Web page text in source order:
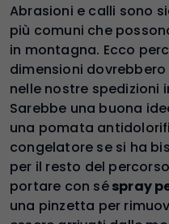
Abrasioni e calli sono
più comuni che
in montagna. Ecco
dimensioni
nelle nostre spedizioni
Sarebbe una buona
una pomata
congelatore se si ha
per il resto del
portare con séspray
una pinzetta per